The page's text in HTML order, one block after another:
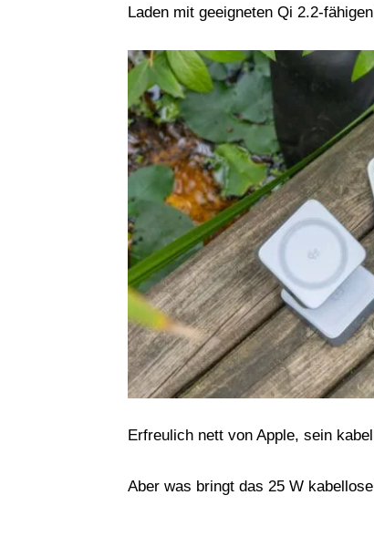
Laden mit geeigneten Qi 2.2-
Erfreulich nett von Apple, sein
Aber was bringt das 25 W